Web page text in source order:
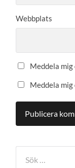
Webbplats
Meddela mig
Meddela mig
efter: